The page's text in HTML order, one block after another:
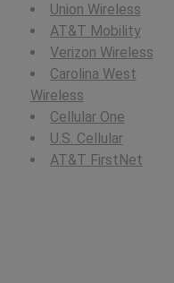
Union Wireless
AT&T Mobility
Verizon Wireless
Carolina West
Wireless
Cellular One
U.S. Cellular
AT&T FirstNet